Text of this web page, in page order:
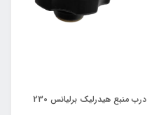
درب منبع هیدرلیک برلیانس 230